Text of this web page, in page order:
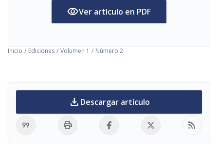
visibilityVer artículo en PDF
Inicio / Ediciones / Volumen 1 / Número 2
download Descargar artículo
format_quote print rss_feed